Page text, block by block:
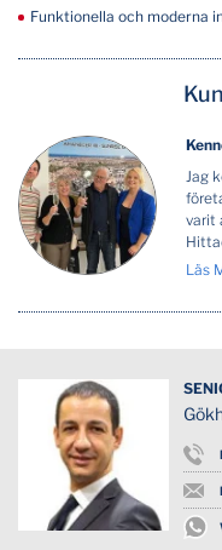
Funktionella och moderna
Jag
varit
Läs